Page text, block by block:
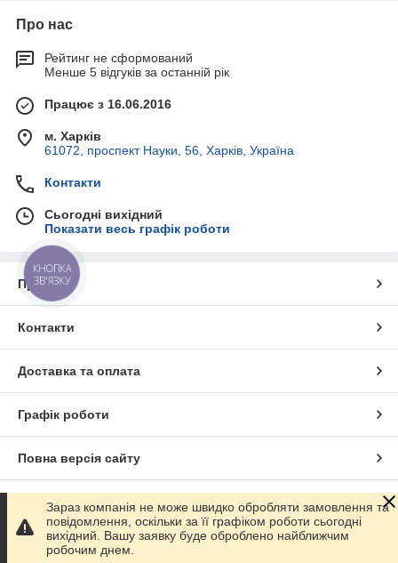
Про нас
Рейтинг не сформований
Менше 5 відгуків за останній рік
Працює з 16.06.2016
м. Харків
61072, проспект Науки, 56, Харків, Україна
Контакти
Сьогодні вихідний
Показати весь графік роботи
Про нас
Контакти
Доставка та оплата
Графік роботи
Повна версія сайту
Сайт створено на маркетплейсіProm.ua
Політика конфіденційності
Зараз компанія не може швидко обробляти замовлення та
повідомлення, оскільки за її графіком роботи сьогодні
вихідний. Вашу заявку буде оброблено найближчим
робочим днем.
КНОПКА
ЗВ'ЯЗКУ